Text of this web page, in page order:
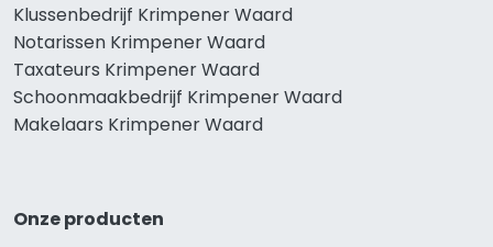
Klussenbedrijf Krimpener Waard
Notarissen Krimpener Waard
Taxateurs Krimpener Waard
Schoonmaakbedrijf Krimpener Waard
Makelaars Krimpener Waard
Onze producten